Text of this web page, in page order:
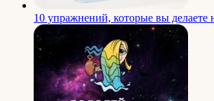
10 упражнений, которые вы делаете